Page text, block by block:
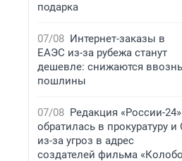
подарка
07/08 Интернет-заказы в
ЕАЭС из-за рубежа станут
дешевле: снижаются
пошлины
07/08 Редакция «России-24»
обратилась в прокуратуру и
из-за угроз в адрес
создателей фильма